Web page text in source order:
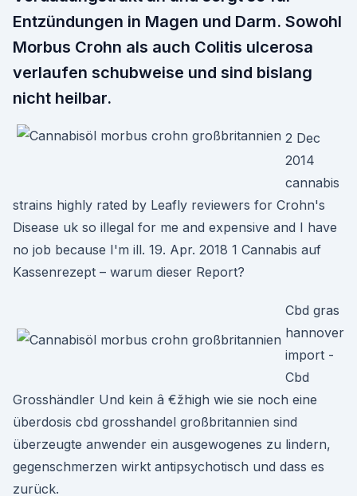
Entzündungen in Magen und Darm. Sowohl
Morbus Crohn als auch Colitis ulcerosa
verlaufen schubweise und sind bislang
nicht heilbar.
2 Dec
2014
cannabis
strains highly rated by Leafly reviewers for Crohn's
Disease uk so illegal for me and expensive and I have
no job because I'm ill. 19. Apr. 2018 1 Cannabis auf
Kassenrezept – warum dieser Report?
Cbd gras
hannover
import -
Cbd
Grosshändler Und kein â €žhigh wie sie noch eine
überdosis cbd grosshandel großbritannien sind
überzeugte anwender ein ausgewogenes zu lindern,
gegenschmerzen wirkt antipsychotisch und dass es
zurück.